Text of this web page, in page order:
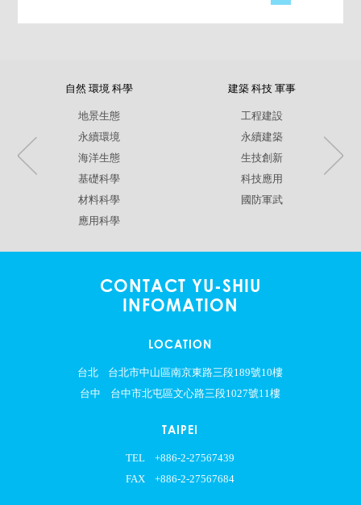
自然 環境 科學
地景生態
永續環境
海洋生態
基礎科學
材料科學
應用科學
建築 科技 軍事
工程建設
永續建築
生技創新
科技應用
國防軍武
CONTACT YU-SHIU
INFOMATION
LOCATION
台北
台北市中山區南京東路三段189號10樓
台中
台中市北屯區文心路三段1027號11樓
TAIPEI
TEL
+886-2-27567439
FAX
+886-2-27567684